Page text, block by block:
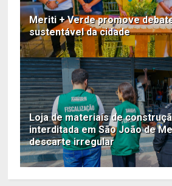
Meriti + Verde promove
sustentável da cidade
Loja de materiais de
interditada em São João de
descarte irregular